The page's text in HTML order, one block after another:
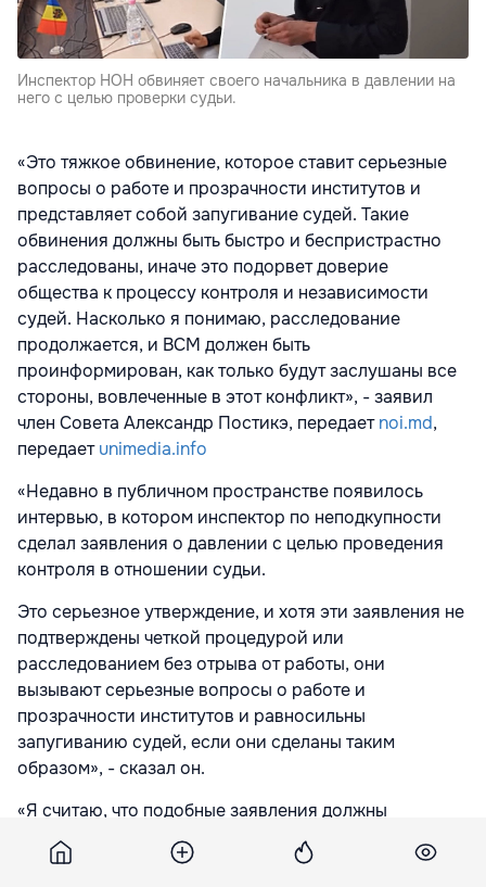
Инспектор НОН обвиняет своего начальника в давлении на
него с целью проверки судьи.
«Это тяжкое обвинение, которое ставит серьезные
вопросы о работе и прозрачности институтов и
представляет собой запугивание судей. Такие
обвинения должны быть быстро и беспристрастно
расследованы, иначе это подорвет доверие
общества к процессу контроля и независимости
судей. Насколько я понимаю, расследование
продолжается, и ВСМ должен быть
проинформирован, как только будут заслушаны все
стороны, вовлеченные в этот конфликт», - заявил
член Совета Александр Постикэ, передаетnoi.md,
передаетunimedia.info
«Недавно в публичном пространстве появилось
интервью, в котором инспектор по неподкупности
сделал заявления о давлении с целью проведения
контроля в отношении судьи.
Это серьезное утверждение, и хотя эти заявления не
подтверждены четкой процедурой или
расследованием без отрыва от работы, они
вызывают серьезные вопросы о работе и
прозрачности институтов и равносильны
запугиванию судей, если они сделаны таким
образом», - сказал он.
«Я считаю, что подобные заявления должны
расследоваться быстро и беспристрастно, иначе они
подорвут доверие общества к процессу проверки и